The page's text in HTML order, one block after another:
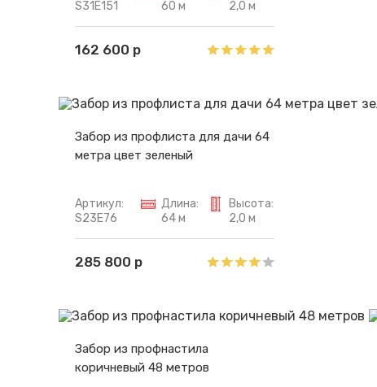
S31E151
60 м
2,0 м
162 600 р
Забор из профлиста для дачи 64
метра цвет зеленый
Артикул:
S23E76
Длина:
64 м
Высота:
2,0 м
285 800 р
Забор из профнастила
коричневый 48 метров